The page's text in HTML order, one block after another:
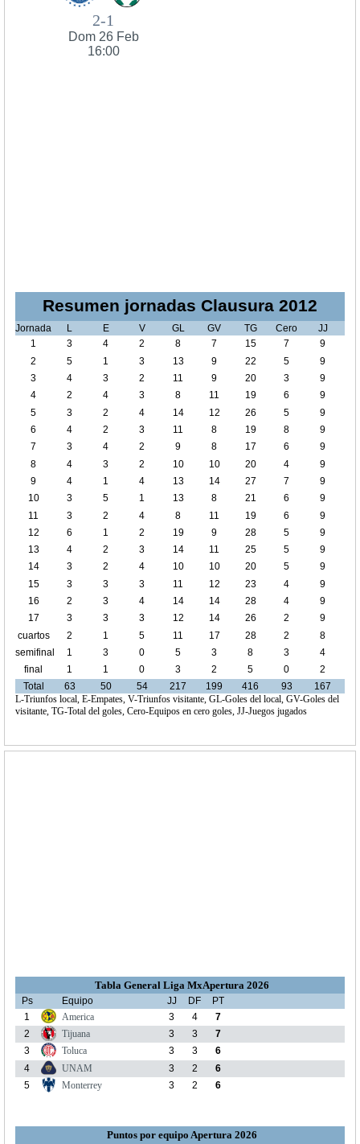
2-1
Dom 26 Feb
16:00
Resumen jornadas Clausura 2012
Jornada L E V GL GV TG Cero
JJ
1
3 4 2 8 7 15 7
9
2
5 1 3 13 9 22 5
9
3
4 3 2 11 9 20 3
9
4
2 4 3 8 11 19 6
9
5
3 2 4 14 12 26 5
9
6
4 2 3 11 8 19 8
9
7
3 4 2 9 8 17 6
9
8
4 3 2 10 10 20 4
9
9
4 1 4 13 14 27 7
9
10
3 5 1 13 8 21 6
9
11
3 2 4 8 11 19 6
9
12
6 1 2 19 9 28 5
9
13
4 2 3 14 11 25 5
9
14
3 2 4 10 10 20 5
9
15
3 3 3 11 12 23 4
9
16
2 3 4 14 14 28 4
9
17
3 3 3 12 14 26 2
9
cuartos
de final
2 1 5 11 17 28 2
8
semifinal
1 3 0 5 3 8 3
4
final
1 1 0 3 2 5 0
2
Total
63 50 54 217 199 416 93
167
L-Triunfos local, E-Empates, V-Triunfos visitante, GL-Goles del local, GV-Goles del
visitante, TG-Total del goles, Cero-Equipos en cero goles, JJ-Juegos jugados
Tabla General Liga MxApertura 2026
Ps Equipo JJ DF
PT
1
America 3 4
7
2
Tijuana 3 3
7
3
Toluca 3 3
6
4
UNAM 3 2
6
5
Monterrey 3 2 6
Puntos por equipo Apertura 2026